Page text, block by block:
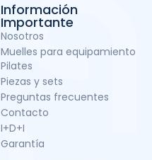
Información
Importante
Nosotros
Muelles para equipamiento
Pilates
Piezas y sets
Preguntas frecuentes
Contacto
I+D+I
Garantía